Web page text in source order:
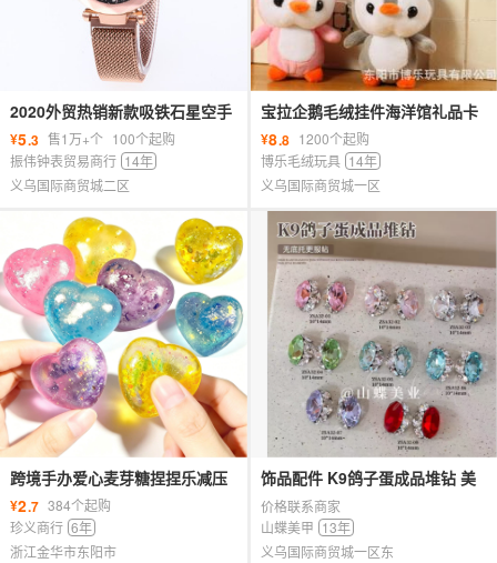
2020外贸热销新款吸铁石星空手
表女士时装抖音同款网红女士石
英表
¥5.3 售1万+个 100个起购
振伟钟表贸易商行 14年
义乌国际商贸城二区
宝拉企鹅毛绒挂件海洋馆礼品卡
通可爱生日礼品娃娃定制毛绒玩
具
¥8.8 1200个起购
博乐毛绒玩具 14年
义乌国际商贸城一区
跨境手办爱心麦芽糖捏捏乐减压
球情人节礼物慢回弹捏捏乐解压
玩具
¥2.7 384个起购
珍义商行 6年
浙江金华市东阳市
饰品配件 K9鸽子蛋成品堆钻 美
甲饰品 美甲配件
价格联系商家
山蝶美甲 13年
义乌国际商贸城一区东